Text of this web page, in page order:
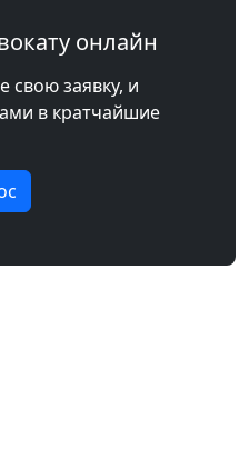
онлайн
свою заявку, и
в кратчайшие